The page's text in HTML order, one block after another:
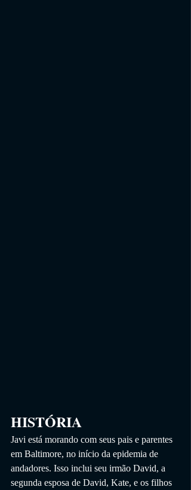
HISTÓRIA
Javi está morando com seus pais e parentes
em Baltimore, no início da epidemia de
andadores. Isso inclui seu irmão David, a
segunda esposa de David, Kate, e os filhos